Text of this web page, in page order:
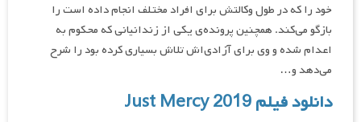
خود را که در طول وکالتش برای افراد مختلف انجام داده است را
بازگو می‌کند. همچنین پرونده‌ی یکی از زندانیانی که محکوم به
اعدام شده و وی برای آزادی‌اش تلاش بسیاری کرده بود را شرح
می‌دهد و…
دانلود فیلم Just Mercy 2019